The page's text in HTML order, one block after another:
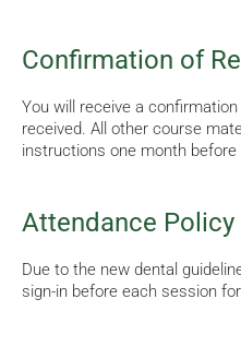
Confirmation of
You will receive a
received. All other course
instructions one month
Attendance Policy
Due to the new dental
sign-in before each session